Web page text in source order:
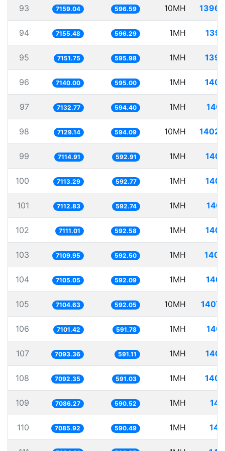
93 7159.04 596.59 10MH
94 7155.48 596.29 1MH
95 7151.75 595.98 1MH
96 7140.00 595.00 1MH
97 7132.77 594.40 1MH
98 7129.14 594.09 10MH
99 7114.91 592.91 1MH
100 7113.29 592.77 1MH
101 7112.83 592.74 1MH
102 7111.01 592.58 1MH
103 7109.95 592.50 1MH
104 7105.05 592.09 1MH
105 7104.63 592.05 10MH
106 7101.42 591.78 1MH
107 7093.36 591.11 1MH
108 7092.35 591.03 1MH
109 7086.27 590.52 1MH
110 7085.92 590.49 1MH